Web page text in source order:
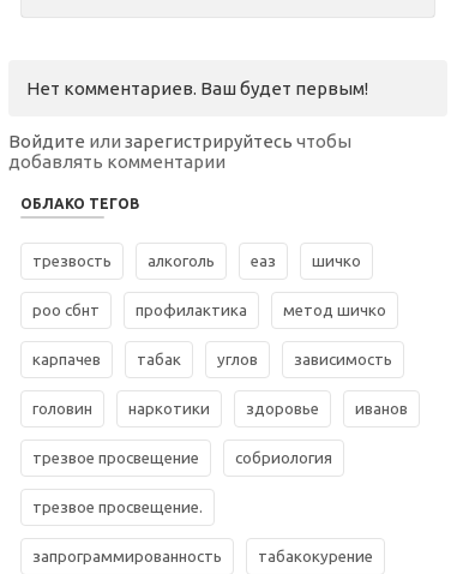
Нет комментариев. Ваш будет первым!
Войдите или зарегистрируйтесь чтобы
добавлять комментарии
ОБЛАКО ТЕГОВ
трезвость алкоголь еаз шичко
роо сбнт профилактика метод шичко
карпачев табак углов зависимость
головин наркотики здоровье иванов
трезвое просвещение собриология
трезвое просвещение.
запрограммированность табакокурение